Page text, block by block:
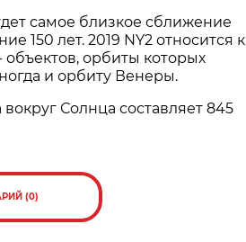
самое близкое сближение
150 лет. 2019 NY2 относится к
орбиты которых
и орбиту Венеры.
Солнца составляет 845
(0)